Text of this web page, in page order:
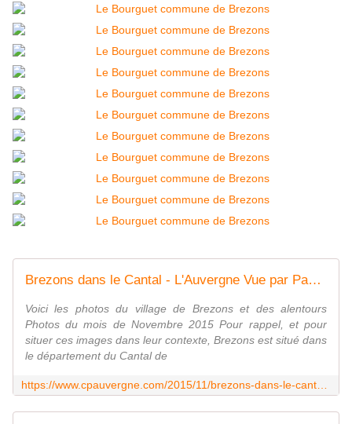
Brezons dans le Cantal - L'Auvergne Vue par Papou Poustache
Voici les photos du village de Brezons et des alentours
Photos du mois de Novembre 2015 Pour rappel, et pour
situer ces images dans leur contexte, Brezons est situé dans
le département du Cantal de